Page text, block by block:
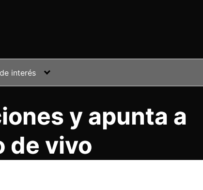
interés
y apunta a
de vivo